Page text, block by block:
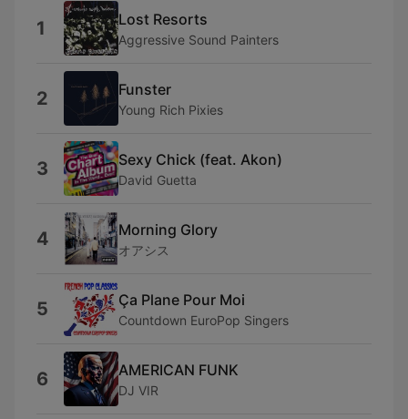
1 Lost Resorts
Aggressive Sound Painters
2 Funster
Young Rich Pixies
3 Sexy Chick (feat. Akon)
David Guetta
4 Morning Glory
オアシス
5 Ça Plane Pour Moi
Countdown EuroPop Singers
6 AMERICAN FUNK
DJ VIR